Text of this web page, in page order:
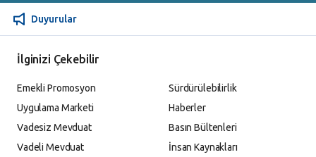
Duyurular
İlginizi Çekebilir
Emekli Promosyon
Uygulama Marketi
Vadesiz Mevduat
Vadeli Mevduat
Sürdürülebilirlik
Haberler
Basın Bültenleri
İnsan Kaynakları